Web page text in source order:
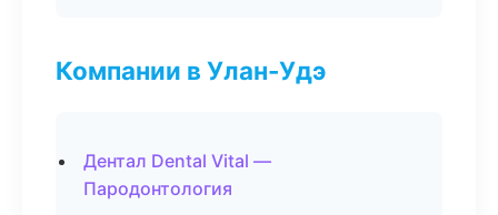
Компании в Улан-Удэ
Дентал Dental Vital —
Пародонтология